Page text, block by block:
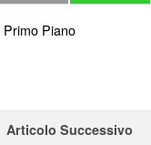
Primo Piano
Articolo Successivo